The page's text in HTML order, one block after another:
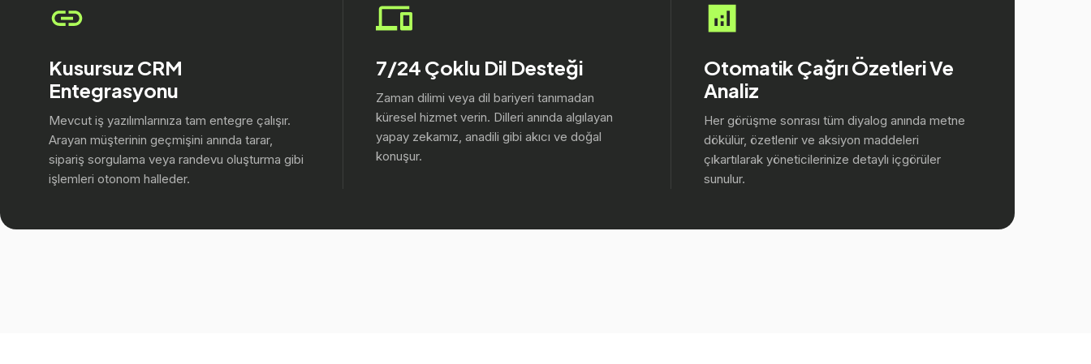
Kusursuz CRM
Entegrasyonu
Mevcut iş yazılımlarınıza tam entegre çalışır.
Arayan müşterinin geçmişini anında tarar,
sipariş sorgulama veya randevu oluşturma gibi
işlemleri otonom halleder.
7/24 Çoklu Dil Desteği
Zaman dilimi veya dil bariyeri tanımadan
küresel hizmet verin. Dilleri anında algılayan
yapay zekamız, anadili gibi akıcı ve doğal
konuşur.
Otomatik Çağrı Özetleri Ve
Analiz
Her görüşme sonrası tüm diyalog anında metne
dökülür, özetlenir ve aksiyon maddeleri
çıkartılarak yöneticilerinize detaylı içgörüler
sunulur.